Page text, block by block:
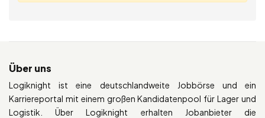
Über uns
Logiknight ist eine deutschlandweite Jobbörse und ein
Karriereportal mit einem großen Kandidatenpool für Lager und
Logistik. Über Logiknight erhalten Jobanbieter die